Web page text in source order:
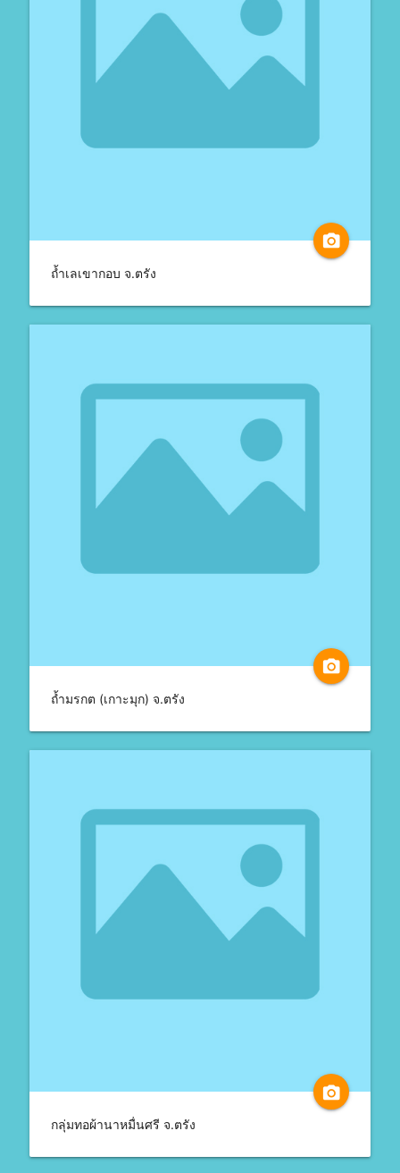
camera_alt
ถ้ำเลเขากอบ จ.ตรัง
camera_alt
ถ้ำมรกต (เกาะมุก) จ.ตรัง
camera_alt
กลุ่มทอผ้านาหมื่นศรี จ.ตรัง